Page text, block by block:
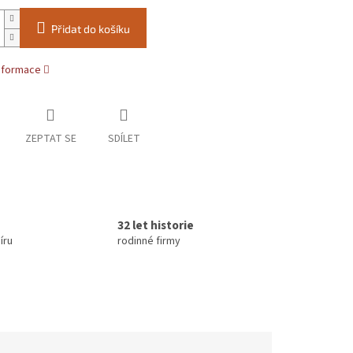
Přidat do košíku
ZEPTAT SE SDÍLET
32 let historie
rodinné firmy